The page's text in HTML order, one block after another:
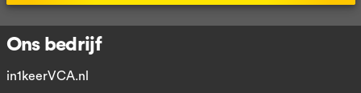
Ons bedrijf
in1keerVCA.nl